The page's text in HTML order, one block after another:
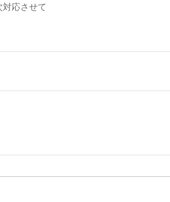
応させて